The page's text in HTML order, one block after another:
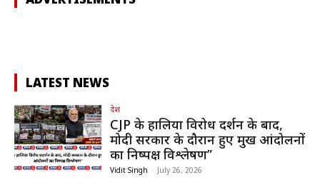
LATEST NEWS
देश
CJP के हालिया विरोध प्रदर्शन के बाद,
मोदी सरकार के दौरान हुए प्रमुख आंदोलनों
का निष्पक्ष विश्लेषण”
Vidit Singh - July 26, 2026